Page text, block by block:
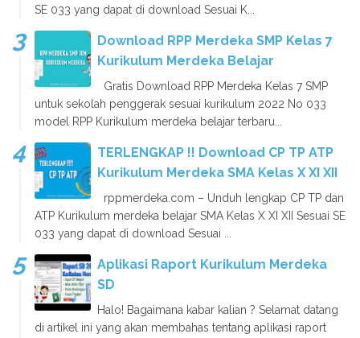
SE 033 yang dapat di download Sesuai K...
Download RPP Merdeka SMP Kelas 7
Kurikulum Merdeka Belajar
Gratis Download RPP Merdeka Kelas 7 SMP
untuk sekolah penggerak sesuai kurikulum 2022 No 033
model RPP Kurikulum merdeka belajar terbaru...
TERLENGKAP !! Download CP TP ATP
Kurikulum Merdeka SMA Kelas X XI XII
rppmerdeka.com – Unduh lengkap CP TP dan
ATP Kurikulum merdeka belajar SMA Kelas X XI XII Sesuai SE
033 yang dapat di download Sesuai ...
Aplikasi Raport Kurikulum Merdeka
SD
Halo! Bagaimana kabar kalian ? Selamat datang
di artikel ini yang akan membahas tentang aplikasi raport